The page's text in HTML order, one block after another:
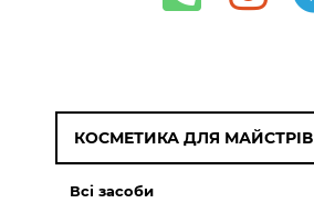
КОСМЕТИКА ДЛЯ МАЙСТРІВ
Всі засоби